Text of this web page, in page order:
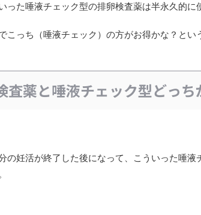
った唾液チェック型の排卵検査薬は半永久的に
こっち（唾液チェック）の方がお得かな？と
査薬と唾液チェック型どっち
の妊活が終了した後になって、こういった唾液